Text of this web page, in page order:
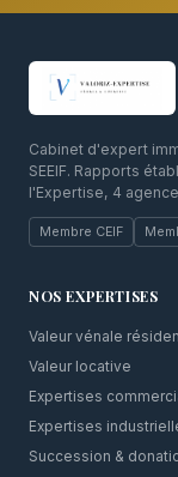
Cabinet d'expert
SEEIF. Rapports
l'Expertise, 4
Membre CEIF
NOS EXPERTISES
Valeur vénale
Valeur locative
Expertises
Expertises
Succession &